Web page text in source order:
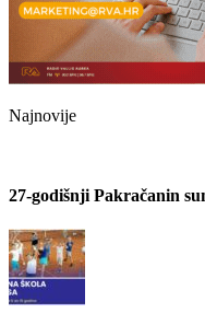
Najnovije
27-godišnji Pakračanin